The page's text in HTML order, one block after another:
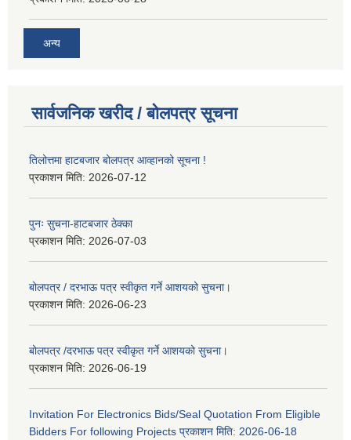
अन्य
सार्वजनिक खरीद / बोलपत्र सूचना
तिलोत्तमा हाटबजार बोलपत्र आव्हानको सूचना !
प्रकाशन मिति: 2026-07-12
पुनः सुचना-हाटबजार ठेक्का
प्रकाशन मिति: 2026-07-03
बोलपत्र / दरभाऊ पत्र स्वीकृत गर्ने आशयको सुचना।
प्रकाशन मिति: 2026-06-23
बोलपत्र /दरभाऊ पत्र स्वीकृत गर्ने आशयको सुचना।
प्रकाशन मिति: 2026-06-19
Invitation For Electronics Bids/Seal Quotation From Eligible
Bidders For following Projects प्रकाशन मिति: 2026-06-18